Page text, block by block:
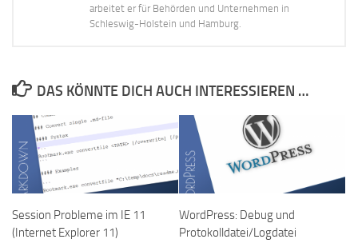
arbeitet er für Behörden und Unternehmen in
Schleswig-Holstein und Hamburg.
DAS KÖNNTE DICH AUCH INTERESSIEREN …
Session Probleme im IE 11
(Internet Explorer 11)
WordPress: Debug und
Protokolldatei/Logdatei